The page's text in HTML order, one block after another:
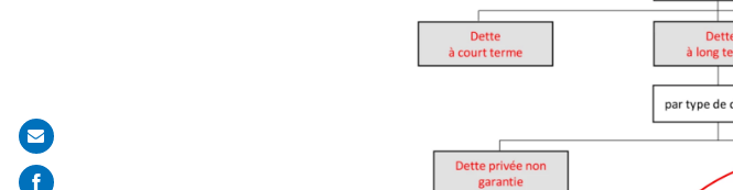
Share
on